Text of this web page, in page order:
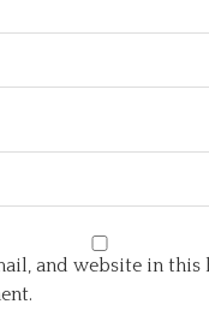
and website in